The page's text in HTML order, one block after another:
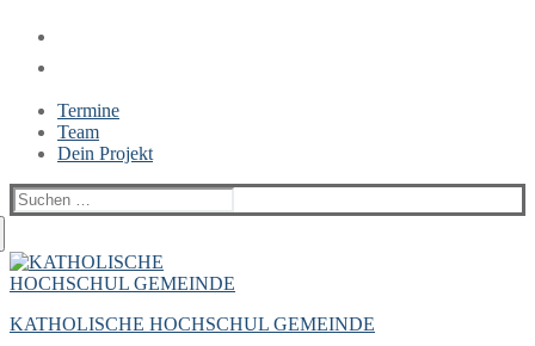
Termine
Team
Dein Projekt
Suchen
nach:
KATHOLISCHE HOCHSCHUL GEMEINDE